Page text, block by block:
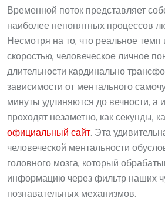
Временной поток представляет
наиболее непонятных процессов
Несмотря на то, что реальное темп
скоростью, человеческое личное
длительности кардинально
зависимости от ментального
минуты удлиняются до вечности, а
проходят незаметно, как секунды,
официальный сайт. Эта
человеческой ментальности
головного мозга, который
информацию через фильтр наших
познавательных механизмов.